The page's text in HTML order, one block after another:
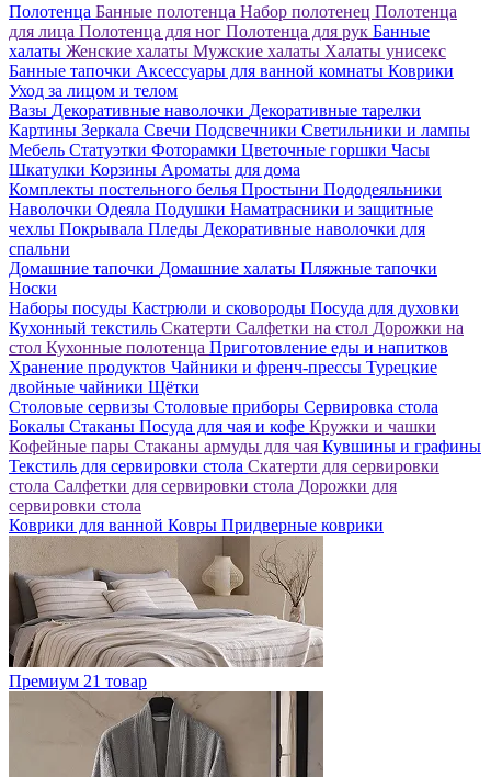
Полотенца Банные полотенца Набор полотенец Полотенца
для лица Полотенца для ног Полотенца для рук Банные
халаты Женские халаты Мужские халаты Халаты унисекс
Банные тапочки Аксессуары для ванной комнаты Коврики
Уход за лицом и телом
Вазы Декоративные наволочки Декоративные тарелки
Картины Зеркала Свечи Подсвечники Светильники и лампы
Мебель Статуэтки Фоторамки Цветочные горшки Часы
Шкатулки Корзины Ароматы для дома
Комплекты постельного белья Простыни Пододеяльники
Наволочки Одеяла Подушки Наматрасники и защитные
чехлы Покрывала Пледы Декоративные наволочки для
спальни
Домашние тапочки Домашние халаты Пляжные тапочки
Носки
Наборы посуды Кастрюли и сковороды Посуда для духовки
Кухонный текстиль Скатерти Салфетки на стол Дорожки на
стол Кухонные полотенца Приготовление еды и напитков
Хранение продуктов Чайники и френч-прессы Турецкие
двойные чайники Щётки
Столовые сервизы Столовые приборы Сервировка стола
Бокалы Стаканы Посуда для чая и кофе Кружки и чашки
Кофейные пары Стаканы армуды для чая Кувшины и графины
Текстиль для сервировки стола Скатерти для сервировки
стола Салфетки для сервировки стола Дорожки для
сервировки стола
Коврики для ванной Ковры Придверные коврики
Премиум 21 товар